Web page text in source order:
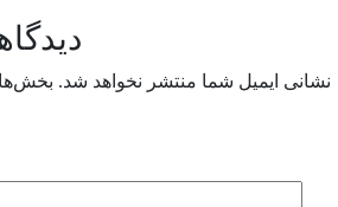
ایمیل شما منتشر نخواهد شد. بخش‌های